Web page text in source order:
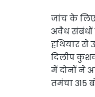
जांच के
अवैध संबंधों
हथियार से
दिलीप
में दोनों ने
तमंचा 315